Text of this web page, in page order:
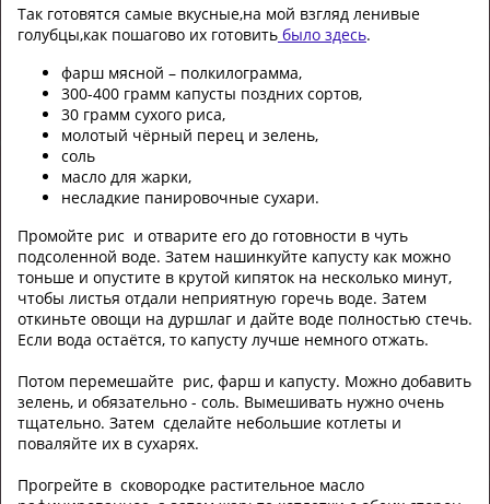
Так готовятся самые вкусные,на мой взгляд ленивые
голубцы,как пошагово их готовить было здесь.
фарш мясной – полкилограмма,
300-400 грамм капусты поздних сортов,
30 грамм сухого риса,
молотый чёрный перец и зелень,
соль
масло для жарки,
несладкие панировочные сухари.
Промойте рис и отварите его до готовности в чуть
подсоленной воде. Затем нашинкуйте капусту как можно
тоньше и опустите в крутой кипяток на несколько минут,
чтобы листья отдали неприятную горечь воде. Затем
откиньте овощи на дуршлаг и дайте воде полностью стечь.
Если вода остаётся, то капусту лучше немного отжать.
Потом перемешайте рис, фарш и капусту. Можно добавить
зелень, и обязательно - соль. Вымешивать нужно очень
тщательно. Затем сделайте небольшие котлеты и
поваляйте их в сухарях.
Прогрейте в сковородке растительное масло